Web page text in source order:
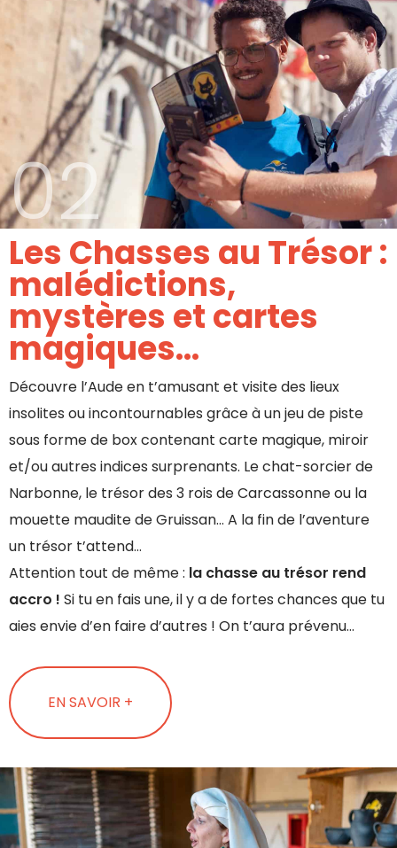
02
Les Chasses au Trésor :
malédictions,
mystères et cartes
magiques...
Découvre l’Aude en t’amusant et visite des lieux
insolites ou incontournables grâce à un jeu de piste
sous forme de box contenant carte magique, miroir
et/ou autres indices surprenants. Le chat-sorcier de
Narbonne, le trésor des 3 rois de Carcassonne ou la
mouette maudite de Gruissan… A la fin de l’aventure
un trésor t’attend…
Attention tout de même : la chasse au trésor rend
accro ! Si tu en fais une, il y a de fortes chances que tu
aies envie d’en faire d’autres ! On t’aura prévenu…
EN SAVOIR +